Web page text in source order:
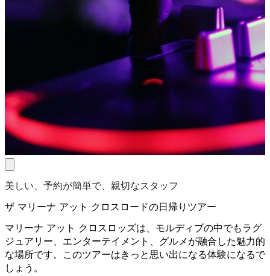
美しい、予約が簡単で、親切なスタッフ
ザ マリーナ アット クロスロードの日帰りツアー
マリーナ アット クロスロッズは、モルディブの中でもラグ
ジュアリー、エンターテイメント、グルメが融合した魅力的
な場所です。このツアーはきっと思い出になる体験になるで
しょう。